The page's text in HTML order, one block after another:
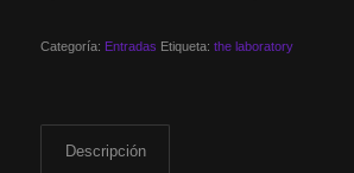
Categoría: Entradas Etiqueta: the laboratory
Descripción